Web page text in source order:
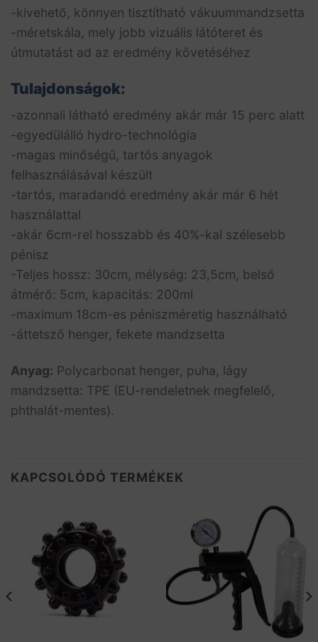
-kivehető, könnyen tisztítható vákuummandzsetta
-méretskála, mely jobb vizuális látóteret és
útmutatást ad az eredmény követéséhez
Tulajdonságok:
-azonnali látható eredmény akár már 15 perc alatt
-egyedülálló hydro-technológia
-magas minőségű, tartós anyagok
felhasználásával készült
-tartós, maradandó eredmény akár már 6 hét
használattal
-akár 6cm-rel hosszabb és 40%-kal szélesebb
pénisz
-Teljes hossz: 30cm, mélység: 23,5cm, belső
átmérő: 5cm, kapacitás: 200ml
-maximum 18cm-es péniszméretig használható
-áttetsző henger, fekete mandzsetta
Anyag: Polycarbonat henger, puha, lágy
mandzsetta: TPE (EU-rendeletnek megfelelő,
phthalát-mentes).
KAPCSOLÓDÓ TERMÉKEK